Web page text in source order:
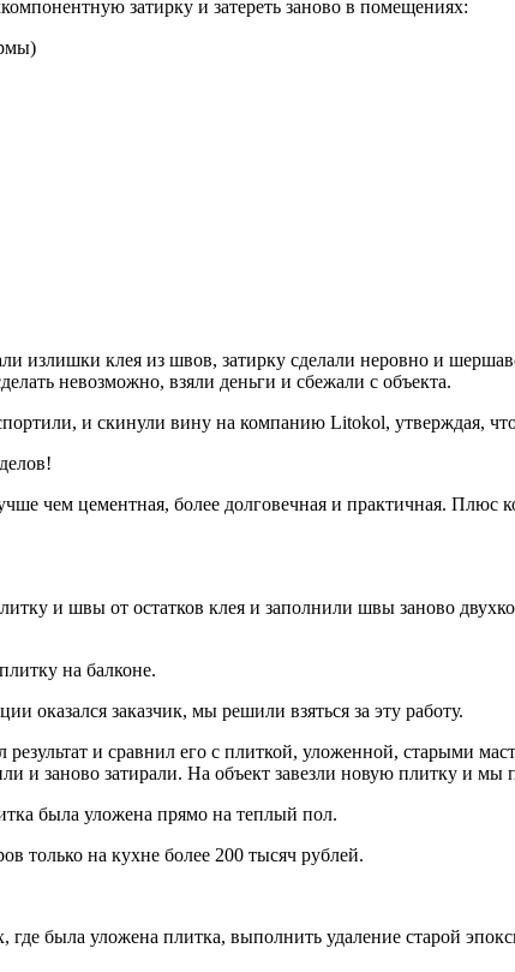
затирку и затереть заново в помещениях:
излишки клея из швов, затирку сделали неровно и
невозможно, взяли деньги и сбежали с объекта.
и скинули вину на компанию Litokol, утверждая,
чем цементная, более долговечная и практичная. Плюс
и швы от остатков клея и заполнили швы заново
на балконе.
оказался заказчик, мы решили взяться за эту работу.
и сравнил его с плиткой, уложенной, старыми
и заново затирали. На объект завезли новую плитку и мы
была уложена прямо на теплый пол.
только на кухне более 200 тысяч рублей.
была уложена плитка, выполнить удаление старой